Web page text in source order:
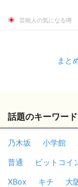
芸能人の気になる噂
まと
話題のキーワード
乃木坂 小学館
普通
ビットコイ
XBox
キチ 大